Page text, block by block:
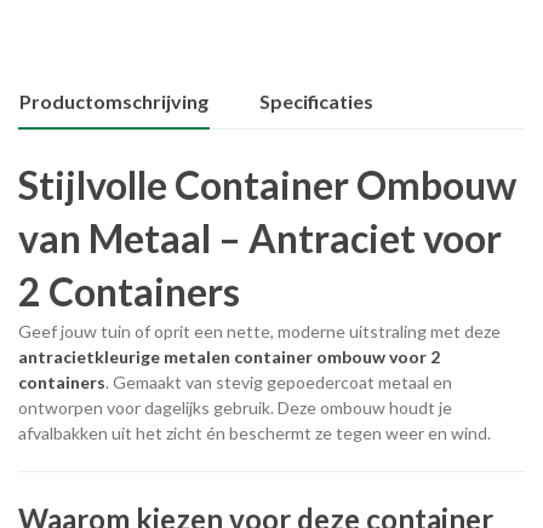
Productomschrijving Specificaties
Stijlvolle Container Ombouw
van Metaal – Antraciet voor
2 Containers
Geef jouw tuin of oprit een nette, moderne uitstraling met deze
antracietkleurige metalen container ombouw voor 2
containers. Gemaakt van stevig gepoedercoat metaal en
ontworpen voor dagelijks gebruik. Deze ombouw houdt je
afvalbakken uit het zicht én beschermt ze tegen weer en wind.
Waarom kiezen voor deze container